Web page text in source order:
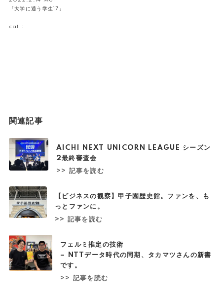
『大学に通う学生17』
cat :
関連記事
AICHI NEXT UNICORN LEAGUE シーズン
2最終審査会
>> 記事を読む
【ビジネスの観察】甲子園歴史館。ファンを、も
っとファンに。
>> 記事を読む
フェルミ推定の技術
– NTTデータ時代の同期、タカマツさんの新書
です。
>> 記事を読む